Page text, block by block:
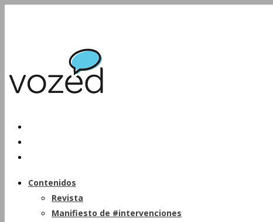
Contenidos
Revista
Manifiesto de #intervenciones